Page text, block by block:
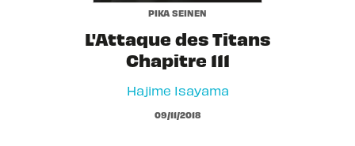
PIKA SEINEN
L'Attaque des Titans
Chapitre 111
Hajime Isayama
09/11/2018